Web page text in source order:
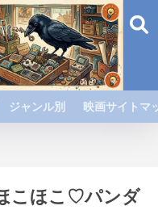
ジャンル別 映画サイト
こほこ♡パンダ